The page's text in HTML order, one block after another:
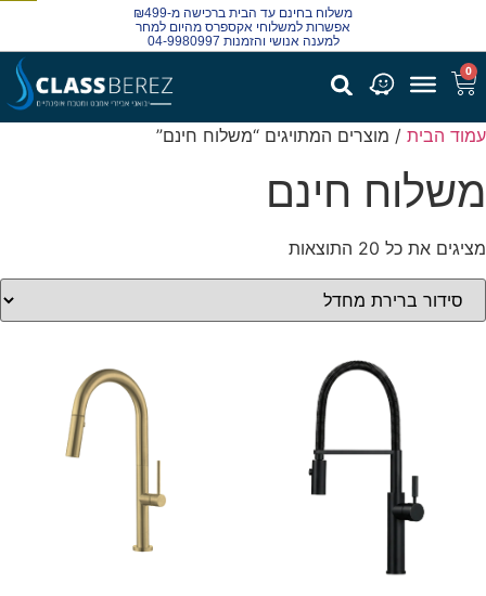
משלוח בחינם עד הבית ברכישה מ-₪499
אפשרות למשלוחי אקספרס מהיום למחר
למענה אנושי והזמנות 04-9980997
0
הבית/ מוצרים המתויגים “משלוח חינם”
חינם
את כל ⁦20⁩ התוצאות